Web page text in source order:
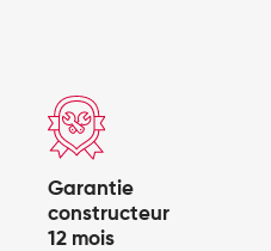
Garantie
constructeur
12 mois